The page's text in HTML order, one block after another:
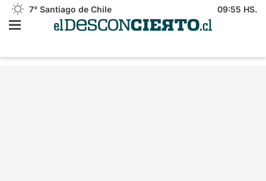
7° Santiago de Chile 09:55 HS.